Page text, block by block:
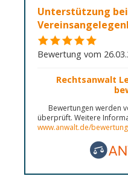
Unterstützung
Bewertung vom
Rechtsanwalt
Bewertungen werden
überprüft. Weitere
www.anwalt.de/